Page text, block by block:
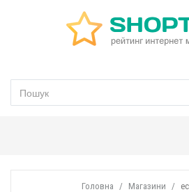
Головна Магазини